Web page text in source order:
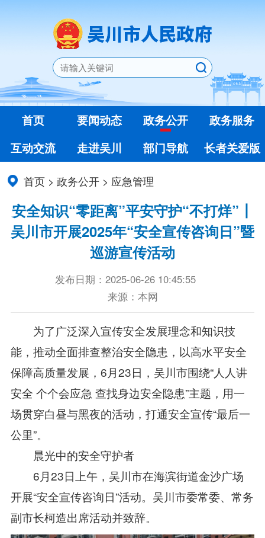
首页 要闻动态 政务公开
政务服务
互动交流
走进吴川 部门导航 长者关爱版
首页 >政务公开 > 应急管理
安全知识“零距离”平安守护“不打烊”┃
吴川市开展2025年“安全宣传咨询日”暨
巡游宣传活动
发布日期：2025-06-26 10:45:55
来源：本网
为了广泛深入宣传安全发展理念和知识技
能，推动全面排查整治安全隐患，以高水平安全
保障高质量发展，6月23日，吴川市围绕“人人讲
安全 个个会应急 查找身边安全隐患”主题，用一
场贯穿白昼与黑夜的活动，打通安全宣传“最后一
公里”。
晨光中的安全守护者
6月23日上午，吴川市在海滨街道金沙广场
开展“安全宣传咨询日”活动。吴川市委常委、常务
副市长柯造出席活动并致辞。